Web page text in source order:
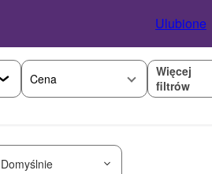
Ulubione
Cena
Więcej
filtrów
Domyślnie